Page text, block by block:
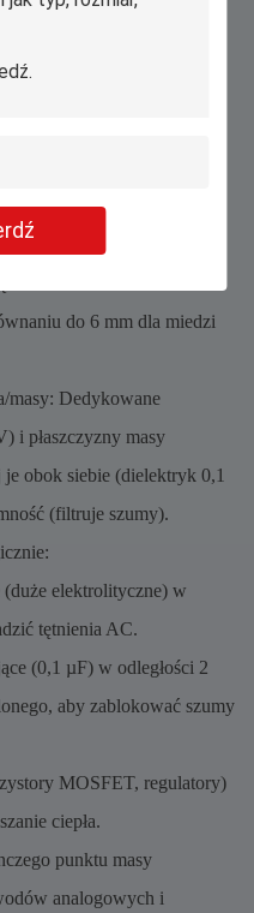
tylko komponenty – to
Poniżej znajdują się
projektowania.
i spadki napięcia.
Użyj IPC-2152, aby
5 A ścieżka z miedzi 2oz
do 6 mm dla miedzi
masy: Dedykowane
i płaszczyzny masy
obok siebie (dielektryk 0,1
(filtruje szumy).
elektrolityczne) w
tętnienia AC.
(0,1 µF) w odległości 2
aby zablokować szumy
MOSFET, regulatory)
ciepła.
punktu masy
analogowych i